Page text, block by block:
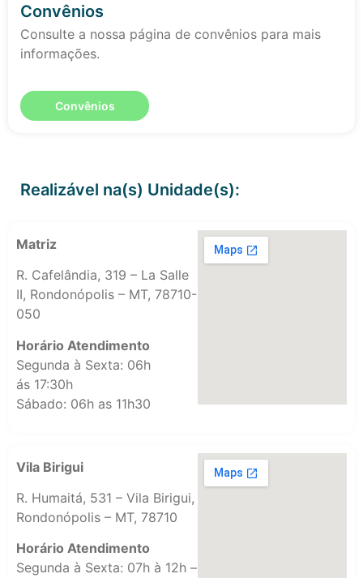
Convênios
Consulte a nossa página de convênios para mais
informações.
Convênios
Realizável na(s) Unidade(s):
Matriz
R. Cafelândia, 319 – La Salle
II, Rondonópolis – MT, 78710-
050
Horário Atendimento
Segunda à Sexta: 06h
ás 17:30h
Sábado: 06h as 11h30
Vila Birigui
R. Humaitá, 531 – Vila Birigui,
Rondonópolis – MT, 78710
Horário Atendimento
Segunda à Sexta: 07h à 12h –